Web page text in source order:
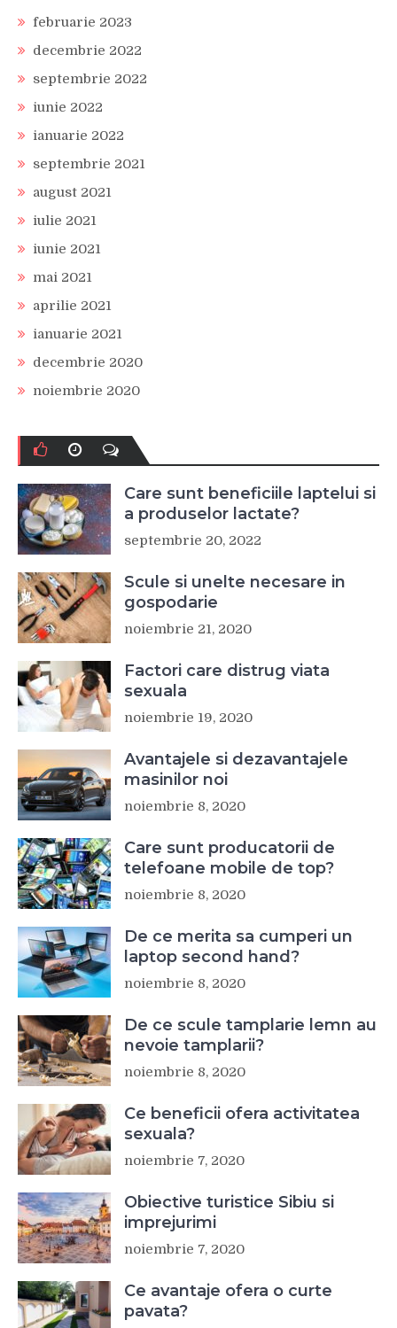
februarie 2023
decembrie 2022
septembrie 2022
iunie 2022
ianuarie 2022
septembrie 2021
august 2021
iulie 2021
iunie 2021
mai 2021
aprilie 2021
ianuarie 2021
decembrie 2020
noiembrie 2020
Care sunt beneficiile laptelui si
a produselor lactate?
septembrie 20, 2022
Scule si unelte necesare in
gospodarie
noiembrie 21, 2020
Factori care distrug viata
sexuala
noiembrie 19, 2020
Avantajele si dezavantajele
masinilor noi
noiembrie 8, 2020
Care sunt producatorii de
telefoane mobile de top?
noiembrie 8, 2020
De ce merita sa cumperi un
laptop second hand?
noiembrie 8, 2020
De ce scule tamplarie lemn au
nevoie tamplarii?
noiembrie 8, 2020
Ce beneficii ofera activitatea
sexuala?
noiembrie 7, 2020
Obiective turistice Sibiu si
imprejurimi
noiembrie 7, 2020
Ce avantaje ofera o curte
pavata?